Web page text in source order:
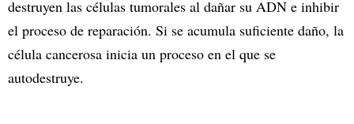
destruyen las células tumorales al dañar su ADN e inhibir
el proceso de reparación. Si se acumula suficiente daño, la
célula cancerosa inicia un proceso en el que se
autodestruye.